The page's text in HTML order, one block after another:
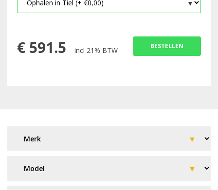
€ 591.5 incl 21% BTW BESTELLEN